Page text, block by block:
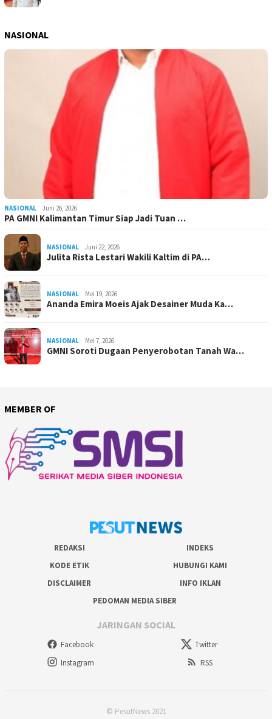
NASIONAL
NASIONAL Juni 26, 2026
PA GMNI Kalimantan Timur Siap Jadi Tuan …
NASIONAL Juni 22, 2026
Julita Rista Lestari Wakili Kaltim di PA…
NASIONAL Mei 19, 2026
Ananda Emira Moeis Ajak Desainer Muda Ka…
NASIONAL Mei 7, 2026
GMNI Soroti Dugaan Penyerobotan Tanah Wa…
MEMBER OF
REDAKSI
INDEKS
KODE ETIK
HUBUNGI KAMI
DISCLAIMER
INFO IKLAN
PEDOMAN MEDIA SIBER
JARINGAN SOCIAL
Facebook
Twitter
Instagram
RSS
© PesutNews 2021